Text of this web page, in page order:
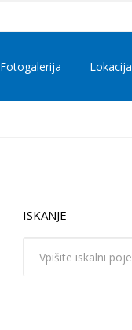
Fotogalerija Lokacija
ISKANJE